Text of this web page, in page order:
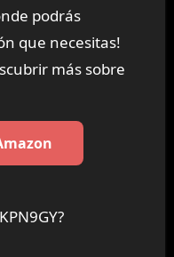
podrás
que necesitas!
más sobre